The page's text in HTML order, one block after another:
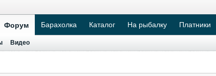
Форум Барахолка Каталог На рыбалку Платники
Видео